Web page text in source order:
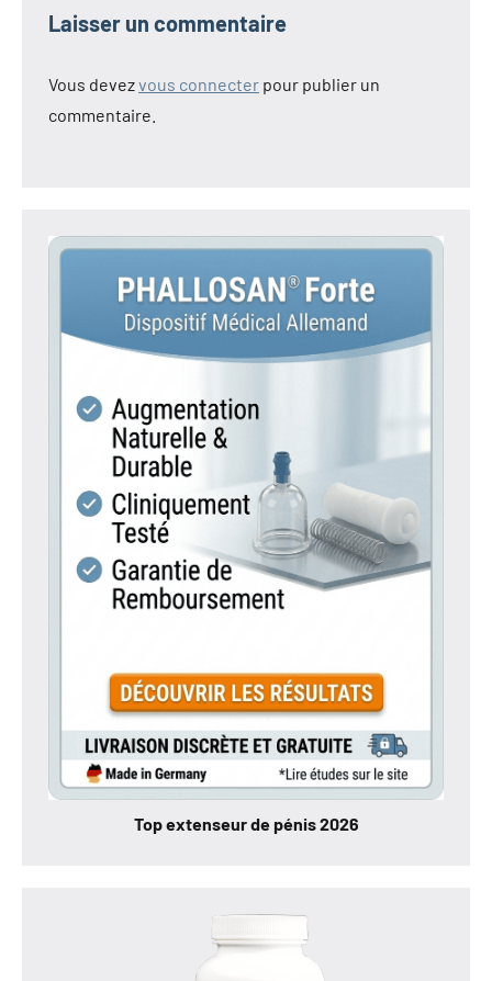
Laisser un commentaire
Vous devezvous connecter pour publier un
commentaire.
Top extenseur de pénis 2026